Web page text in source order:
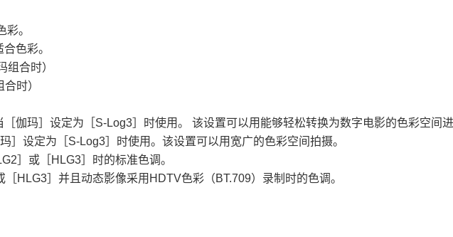
彩。
合色彩。
合时）
时）
［伽玛］ 设定为 ［S-Log3］
时使用。 该设置可以用能够轻松转换为数字电影的色彩空间进
］ 设定为 ［S-Log3］
时使用。该设置可以用宽广的色彩空间拍摄。
］ 或 ［HLG3］
时的标准色调。
［HLG3］ 并且动态影像采用HDTV色彩（BT.709）录制时的色调。